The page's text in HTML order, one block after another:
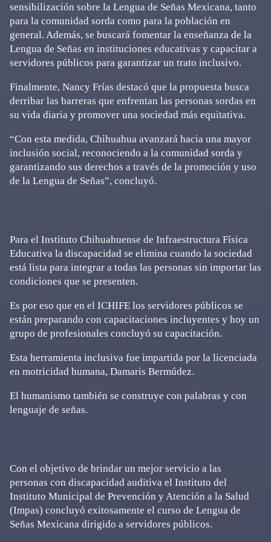
sensibilización sobre la Lengua de Señas Mexicana, tanto
para la comunidad sorda como para la población en
general. Además, se buscará fomentar la enseñanza de la
Lengua de Señas en instituciones educativas y capacitar a
servidores públicos para garantizar un trato inclusivo.
Finalmente, Nancy Frías destacó que la propuesta busca
derribar las barreras que enfrentan las personas sordas en
su vida diaria y promover una sociedad más equitativa.
“Con esta medida, Chihuahua avanzará hacia una mayor
inclusión social, reconociendo a la comunidad sorda y
garantizando sus derechos a través de la promoción y uso
de la Lengua de Señas”, concluyó.
Para el Instituto Chihuahuense de Infraestructura Física
Educativa la discapacidad se elimina cuando la sociedad
está lista para integrar a todas las personas sin importar las
condiciones que se presenten.
Es por eso que en el ICHIFE los servidores públicos se
están preparando con capacitaciones incluyentes y hoy un
grupo de profesionales concluyó su capacitación.
Esta herramienta inclusiva fue impartida por la licenciada
en motricidad humana, Damaris Bermúdez.
El humanismo también se construye con palabras y con
lenguaje de señas.
Con el objetivo de brindar un mejor servicio a las
personas con discapacidad auditiva el Instituto del
Instituto Municipal de Prevención y Atención a la Salud
(Impas) concluyó exitosamente el curso de Lengua de
Señas Mexicana dirigido a servidores públicos.